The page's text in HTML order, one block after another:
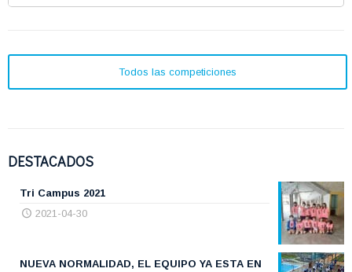
Todos las competiciones
DESTACADOS
Tri Campus 2021
2021-04-30
NUEVA NORMALIDAD, EL EQUIPO YA ESTA EN